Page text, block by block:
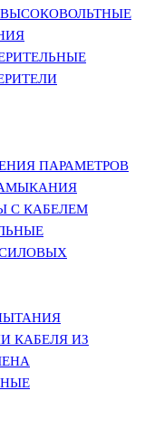
ПАРАМЕТРОВ
С КАБЕЛЕМ
КАБЕЛЯ ИЗ